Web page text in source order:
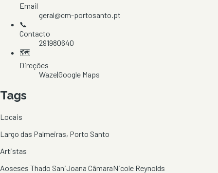
Email
geral@cm-portosanto.pt
📞
Contacto
291980640
🗺️
Direções
Waze|Google Maps
Tags
Locais
Largo das Palmeiras, Porto Santo
Artistas
Aoseses Thado SaniJoana CâmaraNicole Reynolds